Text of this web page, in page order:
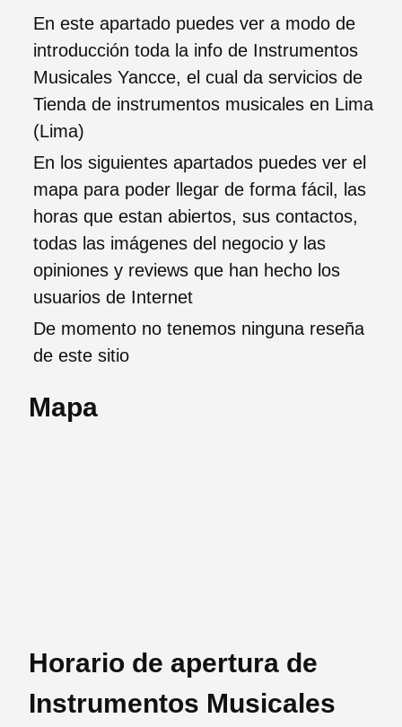
En este apartado puedes ver a modo de
introducción toda la info de Instrumentos
Musicales Yancce, el cual da servicios de
Tienda de instrumentos musicales en Lima
(Lima)
En los siguientes apartados puedes ver el
mapa para poder llegar de forma fácil, las
horas que estan abiertos, sus contactos,
todas las imágenes del negocio y las
opiniones y reviews que han hecho los
usuarios de Internet
De momento no tenemos ninguna reseña
de este sitio
Mapa
Horario de apertura de
Instrumentos Musicales